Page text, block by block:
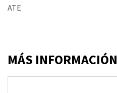
ATE
MÁS INFORMACIÓN